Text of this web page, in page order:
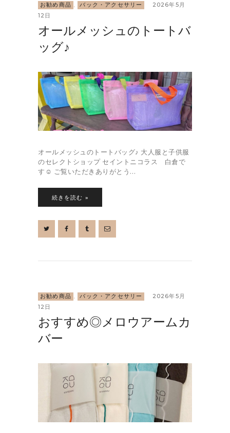
お勧め商品 バック・アクセサリー
2026年5月
12日
オールメッシュのトートバ
ッグ♪
オールメッシュのトートバッグ♪ 大人服と子供服
のセレクトショップ セイントニコラス 白倉で
す☺︎ ご覧いただきありがとう…
続きを読む »
お勧め商品 バック・アクセサリー
2026年5月
12日
おすすめ◎メロウアームカ
バー